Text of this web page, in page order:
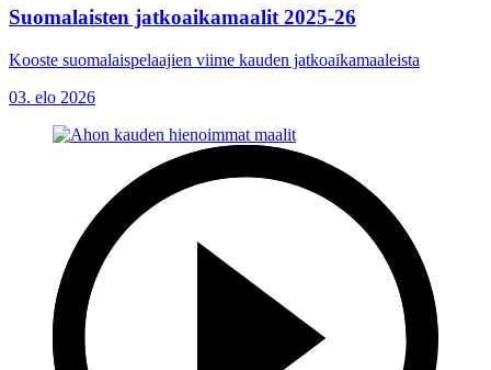
Suomalaisten jatkoaikamaalit 2025-26
Kooste suomalaispelaajien viime kauden jatkoaikamaaleista
03. elo 2026